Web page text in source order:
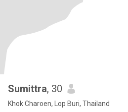
Sumittra, 30
Khok Charoen, Lop Buri, Thailand